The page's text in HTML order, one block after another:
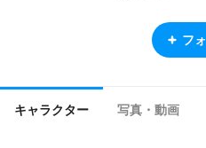
フ
キャラクター 写真・動画